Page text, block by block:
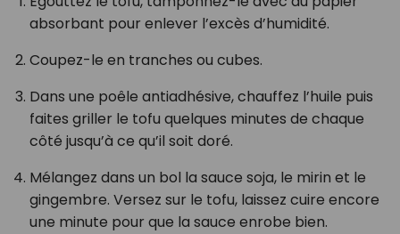
absorbant pour enlever l’excès d’humidité.
Coupez-le en tranches ou cubes.
Dans une poêle antiadhésive, chauffez l’huile puis
faites griller le tofu quelques minutes de chaque
côté jusqu’à ce qu’il soit doré.
Mélangez dans un bol la sauce soja, le mirin et le
gingembre. Versez sur le tofu, laissez cuire encore
une minute pour que la sauce enrobe bien.